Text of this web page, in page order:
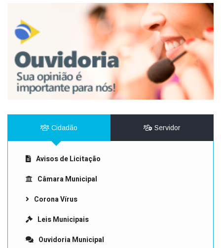
Cidadão Servidor
Avisos de Licitação
Câmara Municipal
Corona Vírus
Leis Municipais
Ouvidoria Municipal